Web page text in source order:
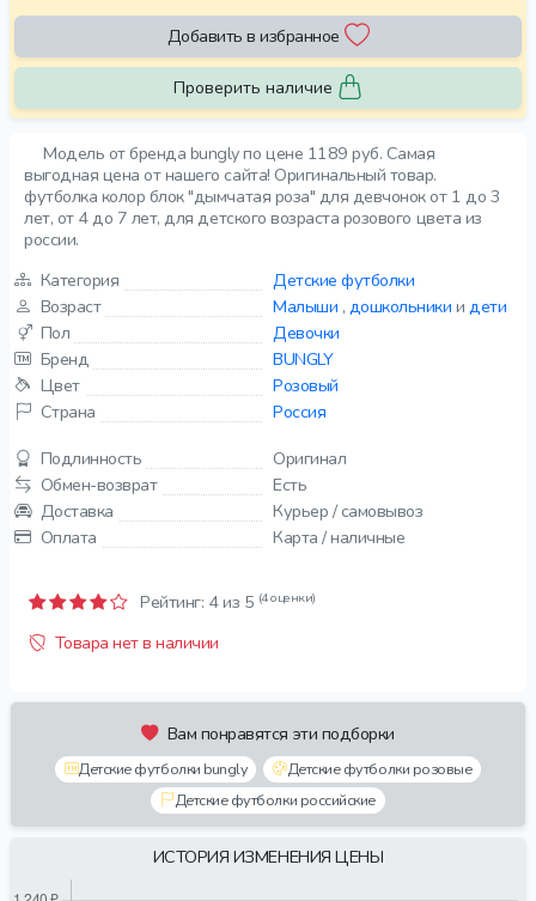
Модель от бренда bungly по цене 1189 руб. Самая
выгодная цена от нашего сайта! Оригинальный товар.
футболка колор блок "дымчатая роза" для девчонок от 1 до 3
лет, от 4 до 7 лет, для детского возраста розового цвета из
россии.
Категория
Детские футболки
Возраст
Малыши , дошкольники и дети
Пол
Девочки
Бренд
BUNGLY
Цвет
Розовый
Страна
Россия
Подлинность
Оригинал
Обмен-возврат
Есть
Доставка
Курьер / самовывоз
Оплата
Карта / наличные
Рейтинг: 4из 5 (4 оценки)
Товара нет в наличии
Вам понравятся эти подборки
Детские футболки bungly
Детские футболки розовые
Детские футболки российские
ИСТОРИЯ ИЗМЕНЕНИЯ ЦЕНЫ
Добавить в избранное
Проверить наличие